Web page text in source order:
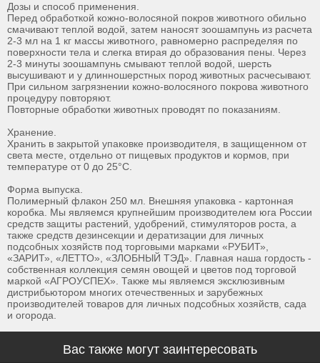
Дозы и способ применения.
Перед обработкой кожно-волосяной покров животного обильно
смачивают теплой водой, затем наносят зоошампунь из расчета
2-3 мл на 1 кг массы животного, равномерно распределяя по
поверхности тела и слегка втирая до образования пены. Через
2-3 минуты зоошампунь смывают теплой водой, шерсть
высушивают и у длинношерстных пород животных расчесывают.
При сильном загрязнении кожно-волосяного покрова животного
процедуру повторяют.
Повторные обработки животных проводят по показаниям.
Хранение.
Хранить в закрытой упаковке производителя, в защищенном от
света месте, отдельно от пищевых продуктов и кормов, при
температуре от 0 до 25°С.
Форма выпуска.
Полимерный флакон 250 мл. Внешняя упаковка - картонная
коробка. Мы являемся крупнейшим производителем юга России
средств защиты растений, удобрений, стимуляторов роста, а
также средств дезинсекции и дератизации для личных
подсобных хозяйств под торговыми марками «РУБИТ»,
«ЗАРИТ», «ЛЕТТО», «ЗЛОБНЫЙ ТЭД». Главная наша гордость -
собственная коллекция семян овощей и цветов под торговой
маркой «АГРОУСПЕХ». Также мы являемся эксклюзивным
дистрибьютором многих отечественных и зарубежных
производителей товаров для личных подсобных хозяйств, сада
и огорода.
Вас также могут заинтересовать